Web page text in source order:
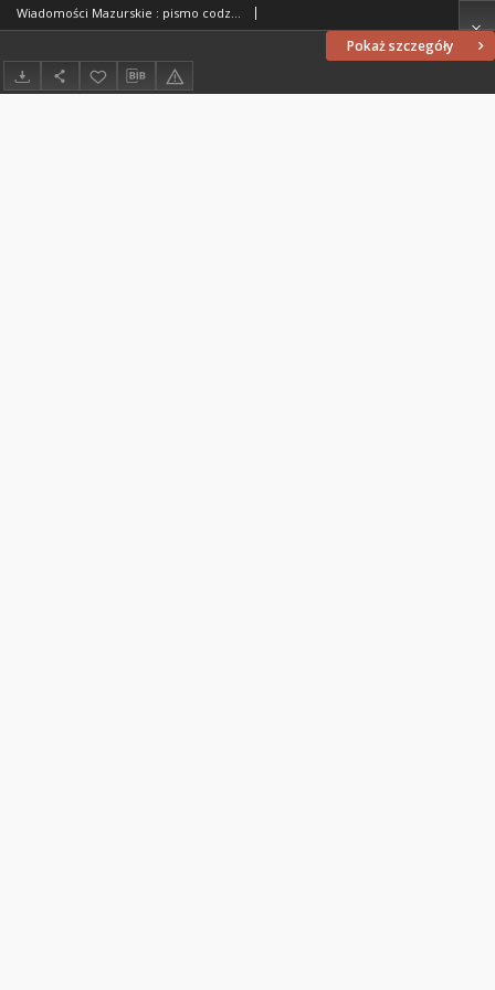
Pokaż szczegóły
Wiadomości Mazurskie : pismo codzienne. 1946 (R. 2), nr 103 (114)